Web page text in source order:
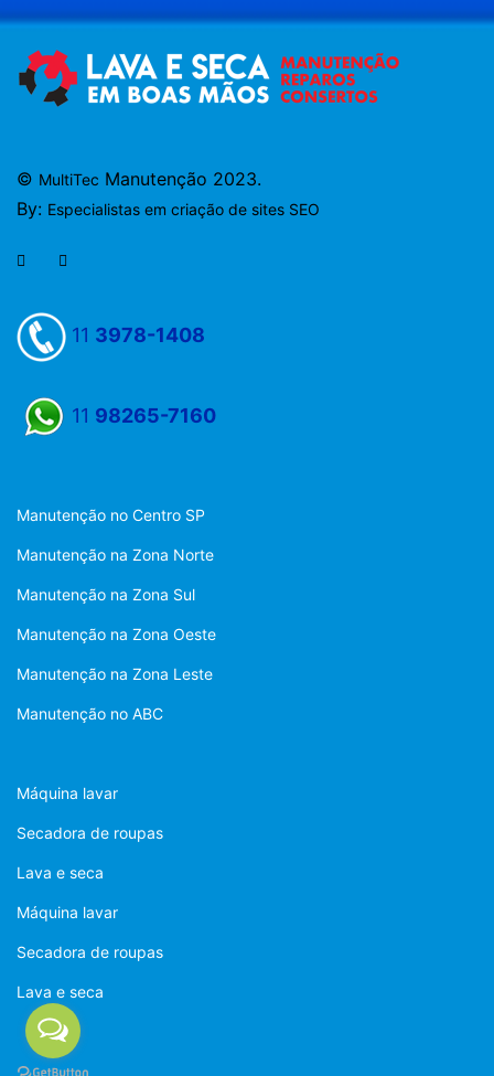
© MultiTec Manutenção 2023.
By: Especialistas em criação de sites SEO
11 3978-1408
11 98265-7160
Manutenção no Centro SP
Manutenção na Zona Norte
Manutenção na Zona Sul
Manutenção na Zona Oeste
Manutenção na Zona Leste
Manutenção no ABC
Máquina lavar
Secadora de roupas
Lava e seca
Máquina lavar
Secadora de roupas
Lava e seca